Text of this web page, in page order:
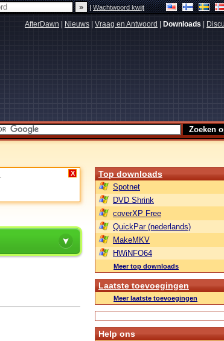
|Wachtwoord kwijt
AfterDawn Nieuws Vraag en Antwoord Downloads
X Top downloads
Spotnet
DVD Shrink
coverXP Free
QuickPar (nederlands)
MakeMKV
HWiNFO64
Meer top downloads
Laatste toevoegingen
Meer laatste toevoegingen
Help ons